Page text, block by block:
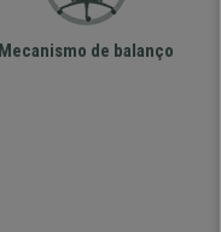
Mecanismo de balanço